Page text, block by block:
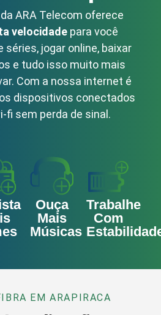
ARA Telecom oferece
velocidade para você
jogar online, baixar
e tudo isso muito mais
Com a nossa internet é
dispositivos conectados
fi sem perda de sinal.
Ouça
Mais
Músicas
Trabalhe
Com
EM ARAPIRACA